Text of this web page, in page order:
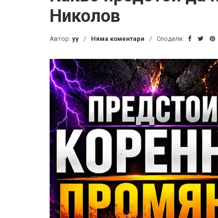
Николов
Автор: yy Няма коментари Сподели: